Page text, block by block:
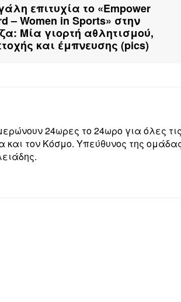
επιτυχία το «Empower
– Women in Sports» στην
Μία γιορτή αθλητισμού,
και έμπνευσης (pics)
24ωρες το 24ωρο για όλες
και τον Κόσμο. Υπεύθυνος της